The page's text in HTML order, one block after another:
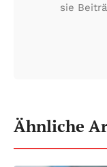
sie
Ähnliche